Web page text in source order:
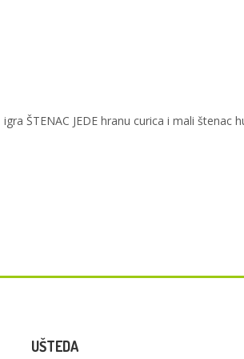
ŠTENAC JEDE hranu curica i mali štenac
UŠTEDA